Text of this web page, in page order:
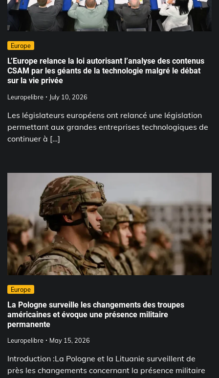
Europe
L’Europe relance la loi autorisant l’analyse des contenus
CSAM par les géants de la technologie malgré le débat
sur la vie privée
Leuropelibre July 10, 2026
Les législateurs européens ont relancé une législation
permettant aux grandes entreprises technologiques de
continuer à […]
Europe
La Pologne surveille les changements des troupes
américaines et évoque une présence militaire
permanente
Leuropelibre May 15, 2026
Introduction :La Pologne et la Lituanie surveillent de
près les changements concernant la présence militaire